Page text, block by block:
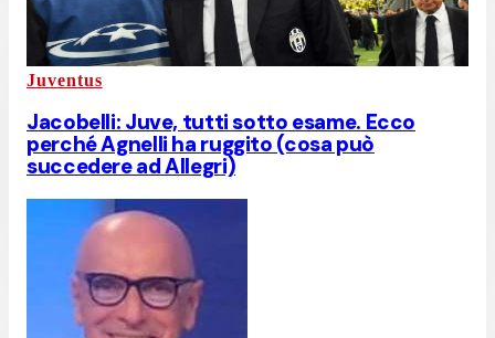
Juventus
Jacobelli: Juve, tutti sotto esame. Ecco
perché Agnelli ha ruggito (cosa può
succedere ad Allegri)